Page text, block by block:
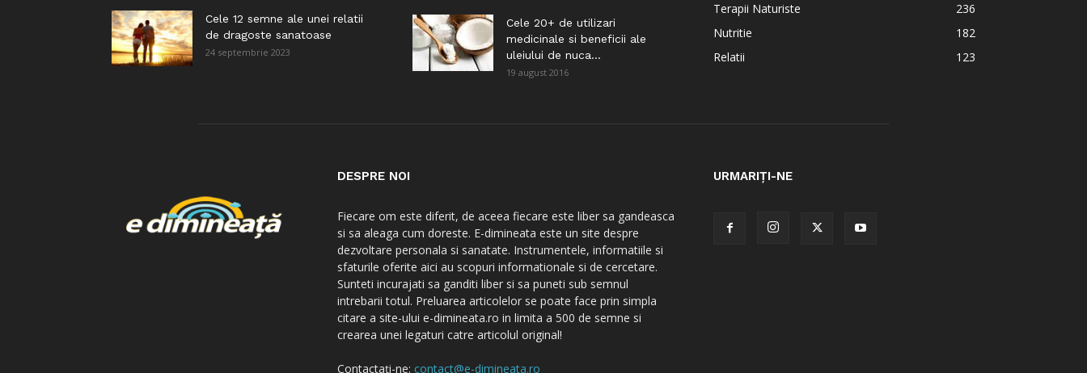
Cele 12 semne ale unei relatii
de dragoste sanatoase
24 septembrie 2023
Cele 20+ de utilizari
medicinale si beneficii ale
uleiului de nuca...
19 august 2016
Terapii Naturiste
236
Nutritie
182
Relatii
123
DESPRE NOI
Fiecare om este diferit, de aceea fiecare este liber sa gandeasca
si sa aleaga cum doreste. E-dimineata este un site despre
dezvoltare personala si sanatate. Instrumentele, informatiile si
sfaturile oferite aici au scopuri informationale si de cercetare.
Sunteti incurajati sa ganditi liber si sa puneti sub semnul
intrebarii totul. Preluarea articolelor se poate face prin simpla
citare a site-ului e-dimineata.ro in limita a 500 de semne si
crearea unei legaturi catre articolul original!
Contactați-ne: contact@e-dimineata.ro
URMARIȚI-NE